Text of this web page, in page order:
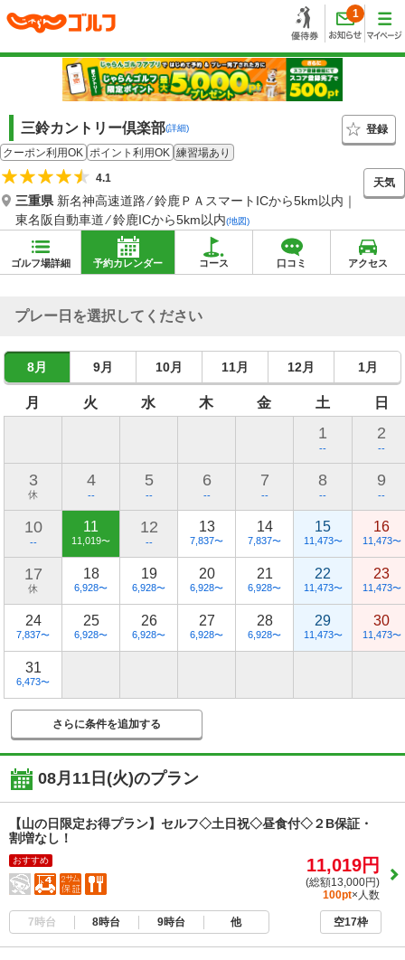
1
三鈴カントリー倶楽部(詳細)
登録
クーポン利用OK ポイント利用OK 練習場あり
4.1
三重県 新名神高速道路 ⁄ 鈴鹿ＰＡスマートICから5km以内｜
東名阪自動車道 ⁄ 鈴鹿ICから5km以内(地図)
天気
ゴルフ場詳細 予約カレンダー コース 口コミ アクセス
プレー日を選択してください
8月 9月 10月 11月 12月 1月
月 火 水 木 金 土 日
1
--
2
--
3
休
4
--
5
--
6
--
7
--
8
--
9
--
10
--
11
11,019〜
12
--
13
7,837〜
14
7,837〜
15
11,473〜
16
11,473〜
17
休
18
6,928〜
19
6,928〜
20
6,928〜
21
6,928〜
22
11,473〜
23
11,473〜
24
7,837〜
25
6,928〜
26
6,928〜
27
6,928〜
28
6,928〜
29
11,473〜
30
11,473〜
31
6,473〜
さらに条件を追加する
08月11日(火)のプラン
【山の日限定お得プラン】セルフ◇土日祝◇昼食付◇２B保証・
割増なし！
おすすめ 11,019円
(総額13,000円)
100pt×人数
7時台 8時台 9時台 他 空17枠